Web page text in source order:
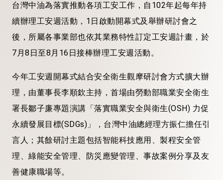
台灣中油為落實推動各項工安工作，自102年起每年持
續辦理工安週活動，1日啟動開幕式及舉辦研討會之
後，所屬各事業部也依其業務特性訂定工安週計畫，於
7月8日至8月16日接棒辦理工安週活動。
今年工安週開幕式結合安全衛生觀摩研討會方式擴大辦
理，由董事長李順欽主持，首場由勞動部職業安全衛生
署長鄒子廉專題演講「落實職業安全與衛生(OSH) 力促
永續發展目標(SDGs)」，台灣中油總經理方振仁擔任引
言人；其餘研討主題包括智能科技應用、製程安全管
理、綠能安全管理、防災應變管理、事故案例分享及友
善健康職場等。